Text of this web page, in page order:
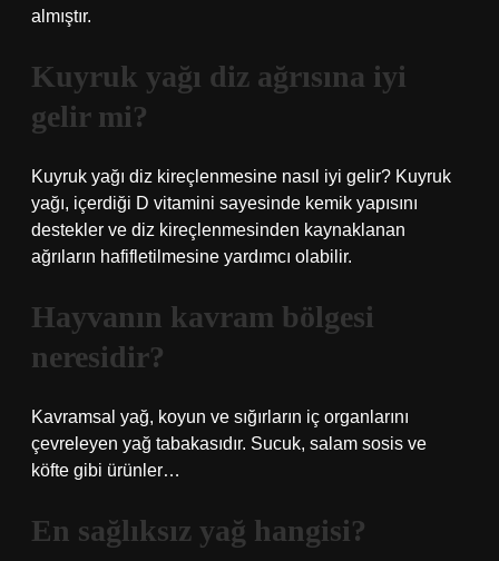
almıştır.
Kuyruk yağı diz ağrısına iyi
gelir mi?
Kuyruk yağı diz kireçlenmesine nasıl iyi gelir? Kuyruk
yağı, içerdiği D vitamini sayesinde kemik yapısını
destekler ve diz kireçlenmesinden kaynaklanan
ağrıların hafifletilmesine yardımcı olabilir.
Hayvanın kavram bölgesi
neresidir?
Kavramsal yağ, koyun ve sığırların iç organlarını
çevreleyen yağ tabakasıdır. Sucuk, salam sosis ve
köfte gibi ürünler…
En sağlıksız yağ hangisi?